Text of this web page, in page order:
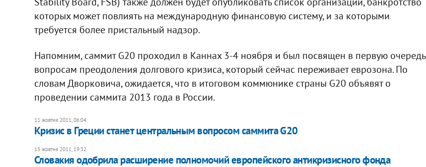
которых может повлиять на международную финансовую систему, и за которыми
требуется более пристальный надзор.
Напомним, саммит G20 проходил в Каннах 3-4 ноября и был посвящен в первую очередь
вопросам преодоления долгового кризиса, который сейчас переживает еврозона. По
словам Дворковича, ожидается, что в итоговом коммюнике страны G20 объявят о
проведении саммита 2013 года в России.
11 жовтня 2011, 06:04
​Кризис в Греции станет центральным вопросом саммита G20
13 жовтня 2011, 19:32
Словакия одобрила расширение полномочий европейского антикризисного фонда